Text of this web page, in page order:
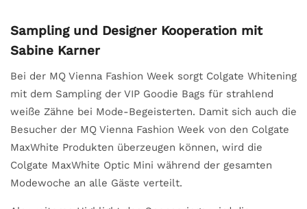
Sampling und Designer Kooperation mit
Sabine Karner
Bei der MQ Vienna Fashion Week sorgt Colgate Whitening
mit dem Sampling der VIP Goodie Bags für strahlend
weiße Zähne bei Mode-Begeisterten. Damit sich auch die
Besucher der MQ Vienna Fashion Week von den Colgate
MaxWhite Produkten überzeugen können, wird die
Colgate MaxWhite Optic Mini während der gesamten
Modewoche an alle Gäste verteilt.